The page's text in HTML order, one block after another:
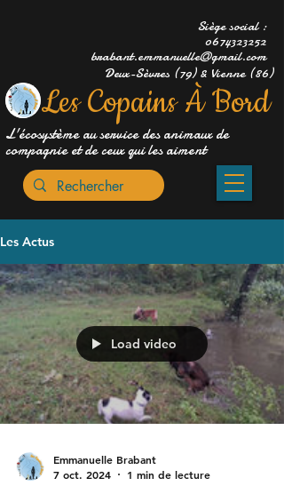
Les Copains À Bord
L'écosystème au service des animaux de
compagnie et de ceux qui les aiment
Siège social :
0674323252
brabant.emmanuelle@gmail.com
Deux-Sèvres (79) & Vienne (86)
Les Actus
Load video
Emmanuelle Brabant
7 oct. 2024
1 min de lecture